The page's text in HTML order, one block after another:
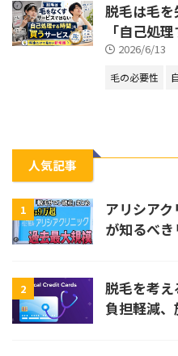
脱毛は毛を
「自己処
2026/6/13
毛の必要性
人気記事
1
アリシア
が知るべ
2
脱毛を考
負担軽減